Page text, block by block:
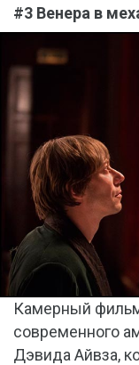
#3 Венера в
Камерный
современного
Дэвида Айвза,